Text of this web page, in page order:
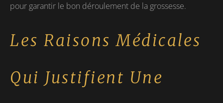
pour garantir le bon déroulement de la grossesse.
Les Raisons Médicales
Qui Justifient Une